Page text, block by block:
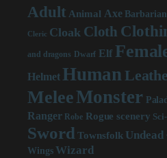
Adult Animal Axe Barbarian
Cleric Cloak Cloth
and dragons Dwarf Elf
Helmet Human
MeleeMonster
Ranger Robe Rogue scenery
Sword Townsfolk Undead
Wings Wizard